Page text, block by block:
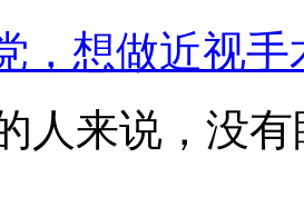
，想做近视
人来说，没